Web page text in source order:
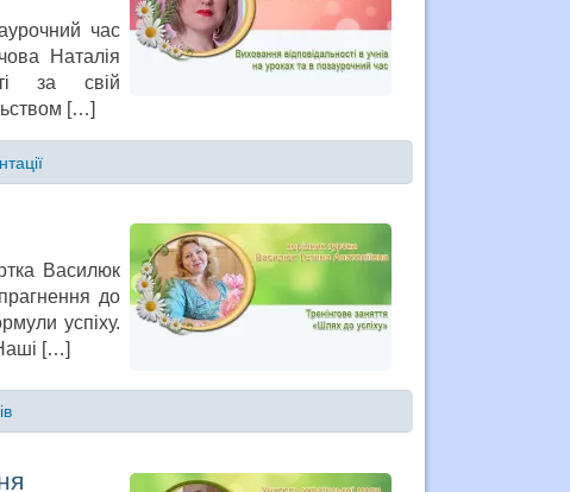
час
Наталія
за свій
[…]
Василюк
до
успіху.
[…]